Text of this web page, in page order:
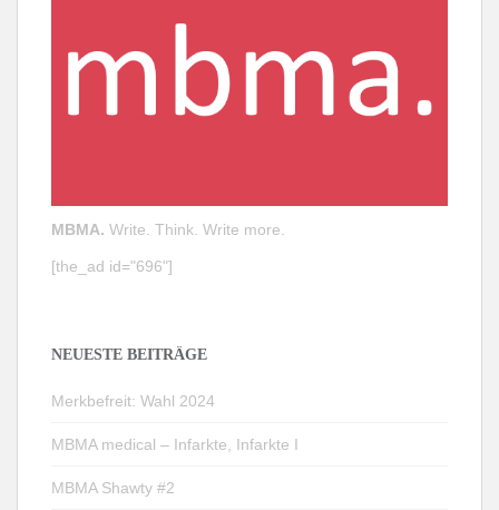
MBMA. Write. Think. Write more.
[the_ad id="696"]
NEUESTE BEITRÄGE
Merkbefreit: Wahl 2024
MBMA medical – Infarkte, Infarkte I
MBMA Shawty #2